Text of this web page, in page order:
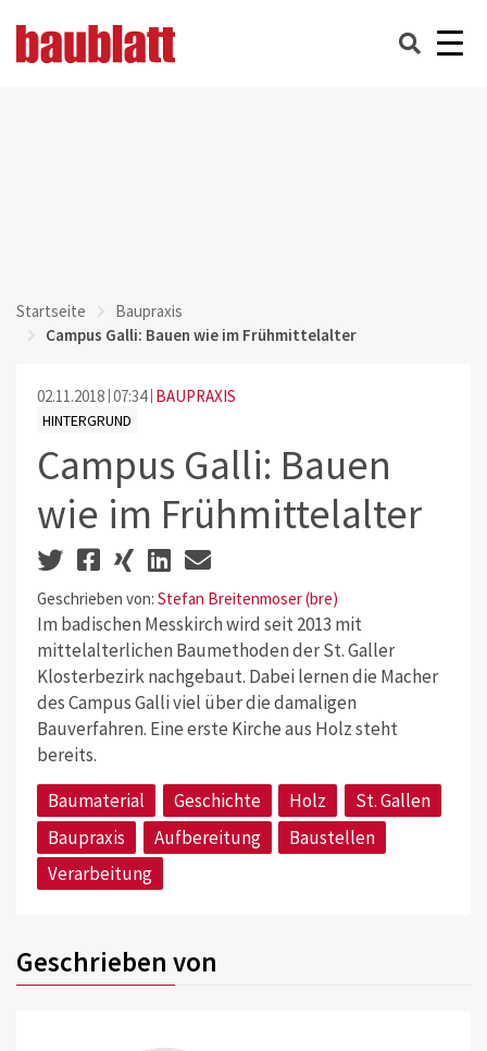
Startseite
Baupraxis
Campus Galli: Bauen wie im Frühmittelalter
02.11.2018 07:34 BAUPRAXIS
HINTERGRUND
Campus Galli: Bauen
wie im Frühmittelalter
Geschrieben von: Stefan Breitenmoser (bre)
Im badischen Messkirch wird seit 2013 mit
mittelalterlichen Baumethoden der St. Galler
Klosterbezirk nachgebaut. Dabei lernen die Macher
des Campus Galli viel über die damaligen
Bauverfahren. Eine erste Kirche aus Holz steht
bereits.
Baumaterial
Geschichte Holz
St. Gallen
Baupraxis
Aufbereitung
Baustellen
Verarbeitung
Geschrieben von